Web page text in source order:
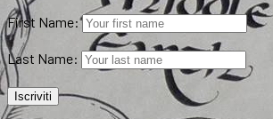
First Name:
Last Name: